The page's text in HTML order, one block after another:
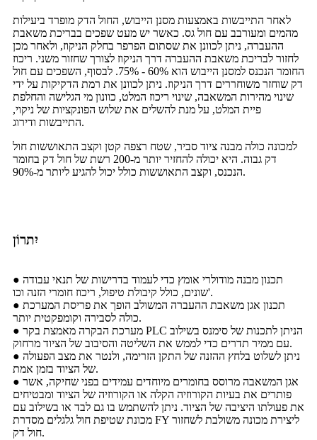
לאחר התייבשות באמצעות מסנן הייבוש, החול הדק מופרד ביעילות
מהמים ומעורבב עם חול גס. כאשר יש מעט שפכים בבריכת משאבת
ההעברה, ניתן לכוונן את שסתום הפרפר בחלק הניקוז, ולאחר מכן
לחזור לבריכת משאבת ההעברה דרך הניקוז לצורך שחזור משני. ריכוז
החומר הנכנס למסנן הייבוש הוא 60% - 75%. לבסוף, השפכים עם חול
דק שוחזר משוחררים דרך הניקוז. ניתן לכוונן את רמת הדקיקות על ידי
שינוי מהירות המשאבה, שינוי ריכוז המלט, כוונון מי הגלישה והחלפת
פיית המלט, על מנת להשלים את שלוש הפונקציות של ניקוי,
התייבשות ודירוג.
למכונה כולה מבנה ציוד סביר, שטח רצפה קטן וקצב התאוששות חול
דק גבוה. היא יכולה להחזיר יותר מ-200 רשת של חול דק בחומר
הנכנס, וקצב התאוששות כולל יכול להגיע ליותר מ-90%.
יִתרוֹן
● תכנון מבנה מודולרי אומץ כדי לעמוד בדרישות של תנאי עבודה
שונים, כולל קיבולת טיפול, ריכוז חומרי הזנה וכו'.
● תכנון אגן משאבת ההעברה המשולב הופך את פריסת המערכת
כולה לסבירה וקומפקטית יותר.
● מערכת הבקרה מאמצת בקר PLC הניתן לתכנות של סימנס בשילוב
עם ממיר תדרים כדי לממש את השליטה והסיבוב של הציוד מרחוק.
● ניתן לשלוט בלחץ ההזנה של התקן הזרימה, ולנטר את מצב הפעולה
של הציוד בזמן אמת.
● אגן המשאבה מרוסס בחומרים מיוחדים עמידים בפני שחיקה, אשר
פותרים את בעיות הקורוזיה הקלה או הקורוזיה של הציוד ומבטיחים
את פעולתו היציבה של הציוד. ניתן להשתמש בו גם לבד או בשילוב עם
מכונת שטיפת חול גלגלים מסדרת FY ליצירת מכונה משולבת לשחזור
חול דק.